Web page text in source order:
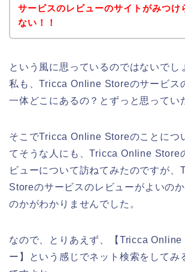
サービスのレビューのサイトがみつけ
ない！！
という風に思っているのではないでし
私も、Tricca Online Storeのサービス
一体どこにあるの？とずっと思ってい
そこでTricca Online Storeのことにつ
てそうな人にも、Tricca Online Store
ビューについて訪ねてみたのですが
Storeのサービスのレビューがよいの
のかがわかりませんでした。
なので、とりあえず、【Tricca
ー】という感じでネット検索をしてみ